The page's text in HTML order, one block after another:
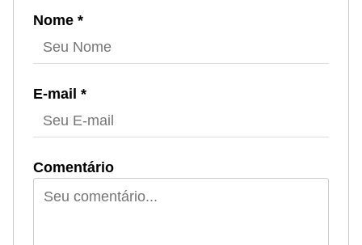
Nome *
E-mail *
Comentário